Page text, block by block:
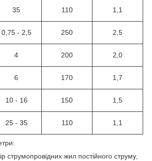
35 110 1,1
0,75 - 2,5 250 2,5
4 200 2,0
6 170 1,7
10 - 16 150 1,5
25 - 35 110 1,1
струмопровідних жил постійного струму,